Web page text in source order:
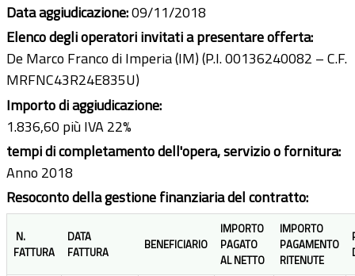
Data aggiudicazione:09/11/2018
Elenco degli operatori invitati a presentare offerta:
De Marco Franco di Imperia (IM) (P.I. 00136240082 – C.F.
MRFNC43R24E835U)
Importo di aggiudicazione:
1.836,60 più IVA 22%
tempi di completamento dell'opera, servizio o fornitura:
Anno 2018
Resoconto della gestione finanziaria del contratto:
N.
FATTURA
DATA
FATTURA
BENEFICIARIO
IMPORTO
PAGATO
AL NETTO
IMPORTO
PAGAMENTO
RITENUTE